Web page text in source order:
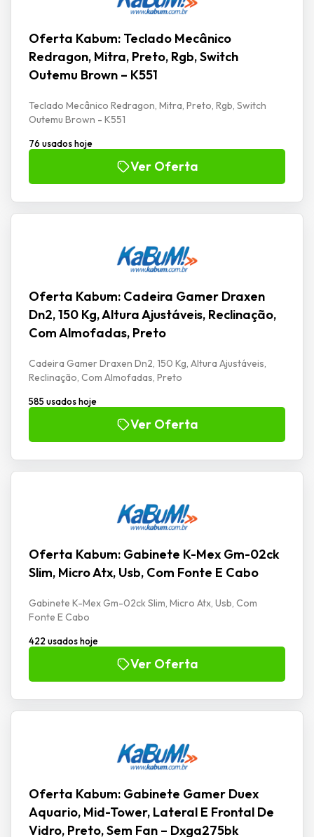
Oferta Kabum: Teclado Mecânico
Redragon, Mitra, Preto, Rgb, Switch
Outemu Brown – K551
Teclado Mecânico Redragon, Mitra, Preto, Rgb, Switch
Outemu Brown - K551
76 usados hoje
Ver Oferta
Oferta Kabum: Cadeira Gamer Draxen
Dn2, 150 Kg, Altura Ajustáveis, Reclinação,
Com Almofadas, Preto
Cadeira Gamer Draxen Dn2, 150 Kg, Altura Ajustáveis,
Reclinação, Com Almofadas, Preto
585 usados hoje
Ver Oferta
Oferta Kabum: Gabinete K-Mex Gm-02ck
Slim, Micro Atx, Usb, Com Fonte E Cabo
Gabinete K-Mex Gm-02ck Slim, Micro Atx, Usb, Com
Fonte E Cabo
422 usados hoje
Ver Oferta
Oferta Kabum: Gabinete Gamer Duex
Aquario, Mid-Tower, Lateral E Frontal De
Vidro, Preto, Sem Fan – Dxga275bk